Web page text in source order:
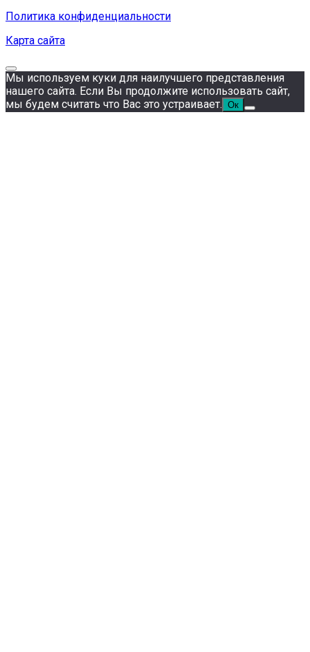
Политика конфиденциальности
Карта сайта
Мы используем куки для наилучшего представления
нашего сайта. Если Вы продолжите использовать сайт,
мы будем считать что Вас это устраивает. Ок